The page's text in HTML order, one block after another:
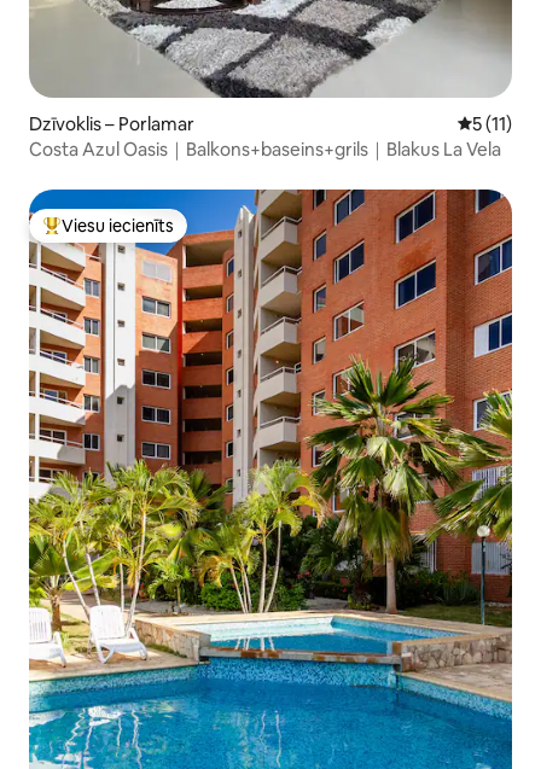
Dzīvoklis – Porlamar Vidējais
5 (11)
Costa Azul Oasis｜Balkons+baseins+grils｜Blakus La Vela
Populārs viesu iecienīts mājoklis
Viesu iecienīts